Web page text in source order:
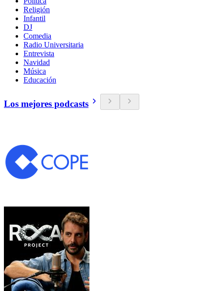
Religión
Infantil
DJ
Comedia
Radio Universitaria
Entrevista
Navidad
Música
Educación
Los mejores podcasts